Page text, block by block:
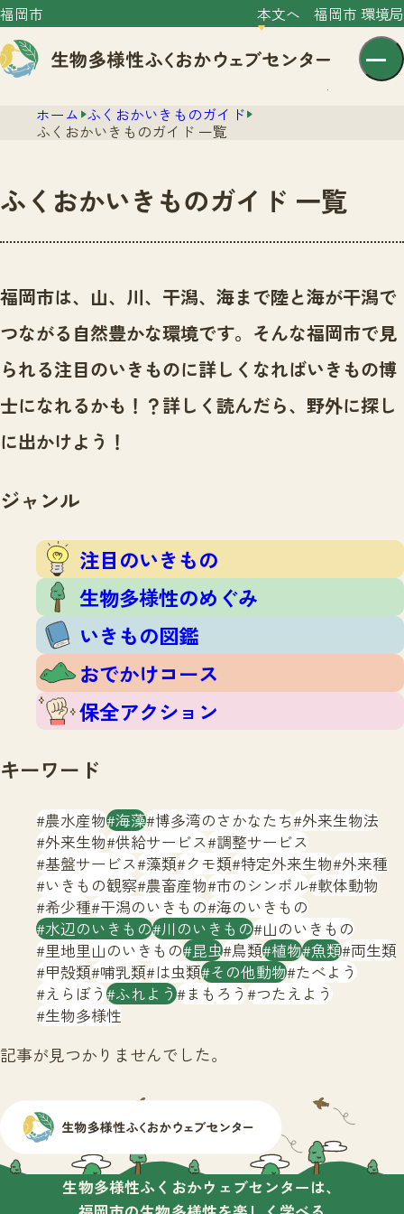
福岡市 本文へ 福岡市 環境局
センター紹介
センター紹介TOP
サイトポリシー
プライバシーポリシー
ニュースTOP
市の取組み
いきものガイド
いきものガイドTOP
注目のいきもの
生物多様性のめぐみ
保全アクション
イベント
いきもの調査隊
調査レポート
調査結果
ふくおかいきものマップ
マッチング
マッチングTOP
掲載申し込みフォーム
お問合せ
サイトマップ
ホーム ふくおかいきものガイド
ふくおかいきものガイド 一覧
ふくおかいきものガイド 一覧
福岡市は、山、川、干潟、海まで陸と海が干潟で
つながる自然豊かな環境です。 そんな福岡市で見
られる注目のいきものに詳しくなればいきもの博
士になれるかも！？詳しく読んだら、野外に探し
に出かけよう！
ジャンル
注目のいきもの
生物多様性のめぐみ
いきもの図鑑
おでかけコース
保全アクション
キーワード
農水産物 海藻 博多湾のさかなたち 外来生物法
外来生物 供給サービス 調整サービス
基盤サービス 藻類 クモ類 特定外来生物 外来種
いきもの観察 農畜産物 市のシンボル 軟体動物
希少種 干潟のいきもの 海のいきもの
水辺のいきもの 川のいきもの 山のいきもの
里地里山のいきもの 昆虫 鳥類 植物 魚類 両生類
甲殻類 哺乳類 は虫類 その他動物 たべよう
えらぼう ふれよう まもろう つたえよう
生物多様性
記事が見つかりませんでした。
生物多様性ふくおかウェブセンターは、